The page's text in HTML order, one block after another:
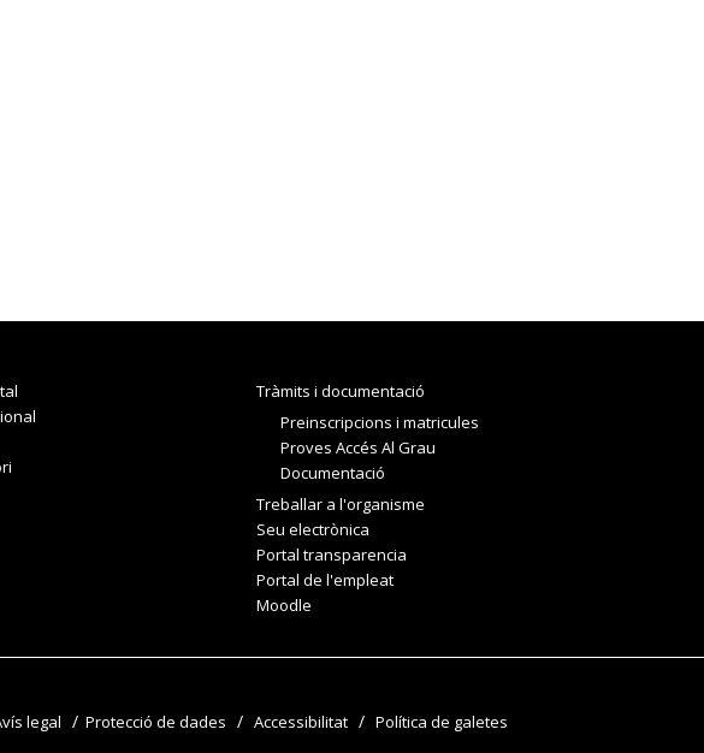
Tràmits i documentació
Preinscripcions i matricules
Proves Accés Al Grau
Documentació
Treballar a l'organisme
Seu electrònica
Portal transparencia
Portal de l'empleat
Moodle
legal Protecció de dades Accessibilitat Política de galetes